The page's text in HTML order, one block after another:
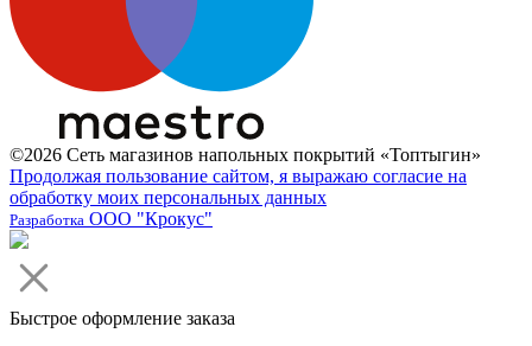
©2026 Сеть магазинов напольных покрытий «Топтыгин»
Продолжая пользование сайтом, я выражаю согласие на
обработку моих персональных данных
Разработка ООО "Крокус"
Быстрое оформление заказа